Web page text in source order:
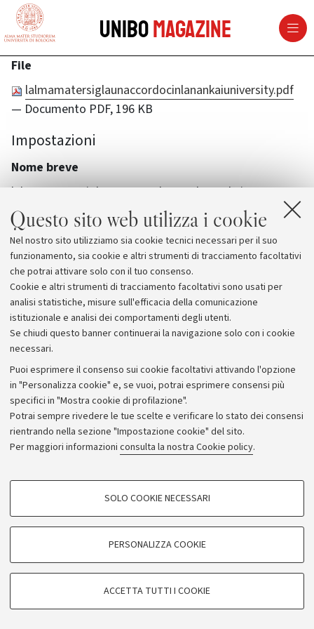
Questo sito web utilizza i cookie
Nel nostro sito utilizziamo sia cookie tecnici necessari per il suo
funzionamento, sia cookie e altri strumenti di tracciamento facoltativi
che potrai attivare solo con il tuo consenso.
Cookie e altri strumenti di tracciamento facoltativi sono usati per
analisi statistiche, misure sull'efficacia della comunicazione
istituzionale e analisi dei comportamenti degli utenti.
Se chiudi questo banner continuerai la navigazione solo con i cookie
necessari.
Puoi esprimere il consenso sui cookie facoltativi attivando l'opzione
in "Personalizza cookie" e, se vuoi, potrai esprimere consensi più
specifici in "Mostra cookie di profilazione".
Potrai sempre rivedere le tue scelte e verificare lo stato dei consensi
rientrando nella sezione "Impostazione cookie" del sito.
Per maggiori informazioni consulta la nostra Cookie policy.
COOKIE DI PROFILAZIONE - FACOLTATIVI
COOKIE TECNICI - NECESSARI
Si tratta di cookie tecnici utilizzati, a titolo esemplificativo, per il corretto
SOLO COOKIE NECESSARI
PERSONALIZZA COOKIE
ACCETTA TUTTI I COOKIE
vai al contenuto della pagina
UniboMagazine
File
lalmamatersiglaunaccordocinlanankaiuniversity.pdf
— Documento PDF, 196 KB
Impostazioni
Nome breve
lalma-mater-sigla-un-accordo-con-la-nankai
Archivio
Comunicati stampa
Redazione
Rassegna stampa
© Copyright 2026 - ALMA MATER STUDIORUM - Università di
Bologna - Via Zamboni, 33 - 40126 Bologna - PI: 01131710376 -
CF: 80007010376
Privacy
Note legali Impostazioni Cookie